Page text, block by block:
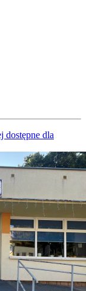
dostępne dla